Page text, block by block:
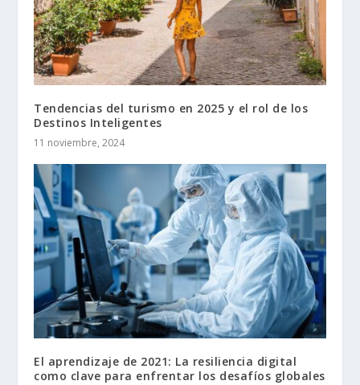
Tendencias del turismo en 2025 y el rol de los
Destinos Inteligentes
11 noviembre, 2024
El aprendizaje de 2021: La resiliencia digital
como clave para enfrentar los desafíos globales